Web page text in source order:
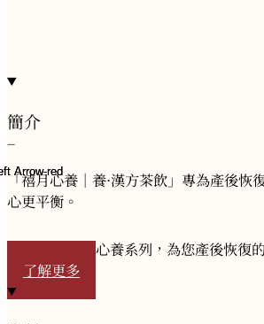
簡介
−
「禧月心養｜養·漢方茶飲」專為產後
心更平衡。
立即探索 禧月心養系列，為您產後恢復
了解更多